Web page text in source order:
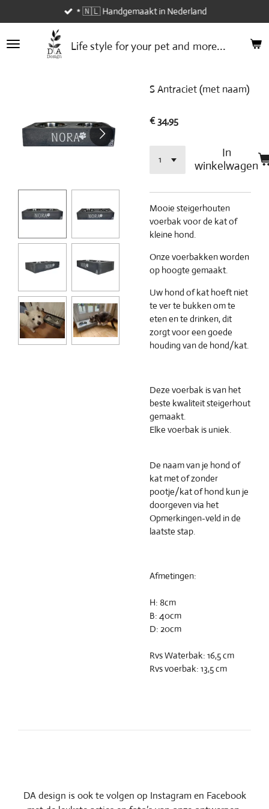
direct
naar
de
Life style for your pet and more...
* 🇳🇱 Handgemaakt in Nederland
S Antraciet (met naam)
€ 34,95
In
winkelwagen
Mooie steigerhouten
voerbak voor de kat of
kleine hond.
Onze voerbakken worden
op hoogte gemaakt.
Uw hond of kat hoeft niet
te ver te bukken om te
eten en te drinken, dit
zorgt voor een goede
houding van de hond/kat.
Deze voerbak is van het
beste kwaliteit steigerhout
gemaakt.
Elke voerbak is uniek.
De naam van je hond of
kat met of zonder
pootje/kat of hond kun je
doorgeven via het
Opmerkingen-veld in de
laatste stap.
Afmetingen:
H: 8cm
B: 40cm
D: 20cm
Rvs Waterbak: 16,5 cm
Rvs voerbak: 13,5 cm
DA design is ook te volgen op Instagram en Facebook